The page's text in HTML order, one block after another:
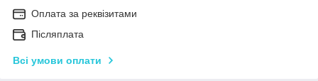
Оплата за реквізитами
Післяплата
Всі умови оплати